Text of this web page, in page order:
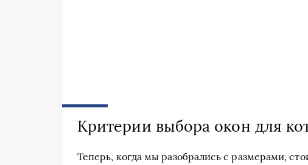
Критерии выбора окон для
Теперь, когда мы разобрались с размерами,